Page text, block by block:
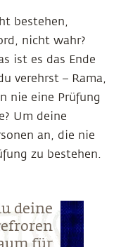
bestehen,
nicht wahr?
ist es das Ende
verehrst – Rama,
nie eine Prüfung
Um deine
an, die nie
zu bestehen.
deine
für